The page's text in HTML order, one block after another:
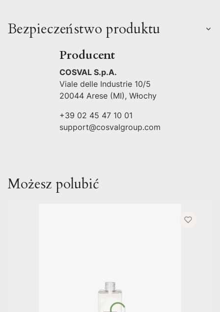
Bezpieczeństwo produktu
Producent
COSVAL S.p.A.
Viale delle Industrie 10/5
20044 Arese (MI), Włochy
+39 02 45 47 10 01
support@cosvalgroup.com
Możesz polubić